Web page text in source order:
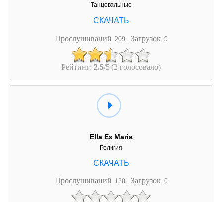
Танцевальные
Прослушиваний 209 | Загрузок 9
Рейтинг: 2.5/5 (2 голосовало)
Ella Es Maria
Религия
Прослушиваний 120 | Загрузок 0